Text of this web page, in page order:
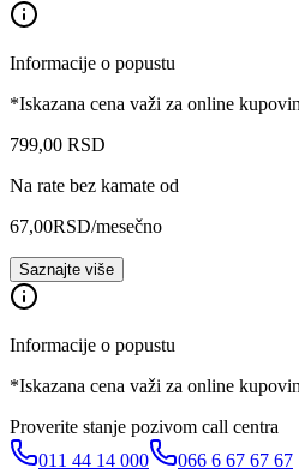
Informacije o popustu
*Iskazana cena važi za online
799,00 RSD
Na rate bez kamate od
67,00RSD/mesečno
Saznajte više
Informacije o popustu
*Iskazana cena važi za online
Proverite stanje pozivom call centra
011 44 14 000
066 6 67 67 67